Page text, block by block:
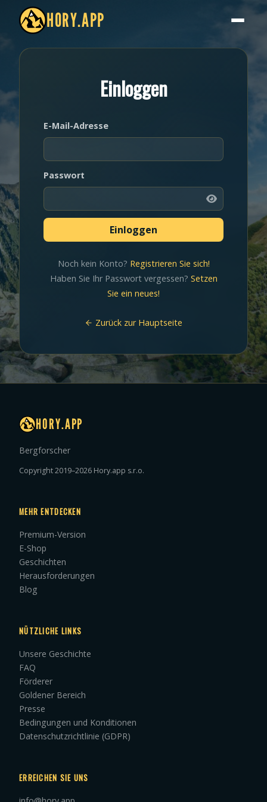
HORY.APP
Einloggen
E-Mail-Adresse
Passwort
Noch kein Konto? Registrieren Sie sich!
Haben Sie Ihr Passwort vergessen? Setzen
Sie ein neues!
Zurück zur Hauptseite
HORY.APP
Bergforscher
Copyright 2019–2026 Hory.app s.r.o.
MEHR ENTDECKEN
Premium-Version
E-Shop
Geschichten
Herausforderungen
Blog
NÜTZLICHE LINKS
Unsere Geschichte
FAQ
Förderer
Goldener Bereich
Presse
Bedingungen und Konditionen
Datenschutzrichtlinie (GDPR)
ERREICHEN SIE UNS